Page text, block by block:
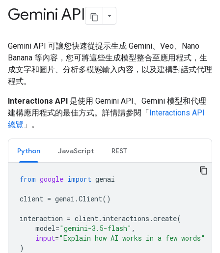
Gemini API
Gemini API 可讓您快速從提示生成 Gemini、Veo、Nano
Banana 等內容，您可將這些生成模型整合至應用程式，生
成文字和圖片、分析多模態輸入內容，以及建構對話式代理
程式。
Interactions API 是使用 Gemini API、Gemini 模型和代理
建構應用程式的最佳方式。詳情請參閱「Interactions API
總覽 」。
Python JavaScript REST
from google import genai
client = genai .Client()
interaction = client. interactions .create(
model="gemini-3.5-flash" ,
input="Explain how AI works in a few words"
)